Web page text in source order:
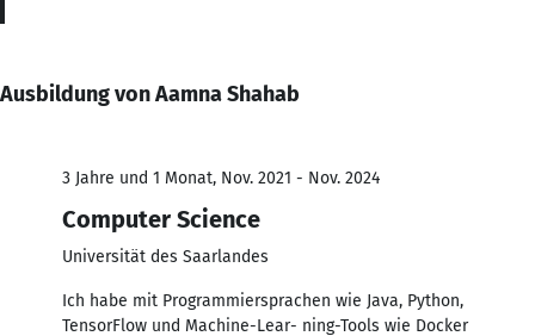
Ausbildung von Aamna Shahab
3 Jahre und 1 Monat, Nov. 2021 - Nov. 2024
Computer Science
Universität des Saarlandes
Ich habe mit Programmiersprachen wie Java, Python,
TensorFlow und Machine-Lear- ning-Tools wie Docker